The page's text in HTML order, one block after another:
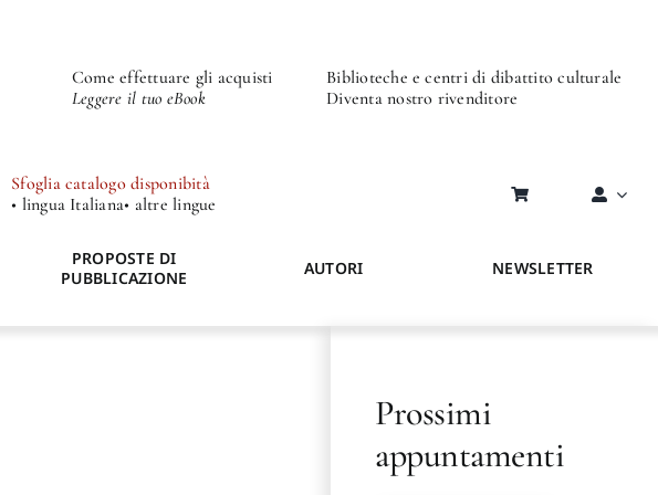
Come effettuare gli acquisti
Leggere il tuo eBook
Biblioteche e centri di dibattito culturale
Diventa nostro rivenditore
Sfoglia catalogo disponibità
• lingua Italiana• altre lingue
PROPOSTE DI
PUBBLICAZIONE
AUTORI NEWSLETTER
Prossimi
appuntamenti